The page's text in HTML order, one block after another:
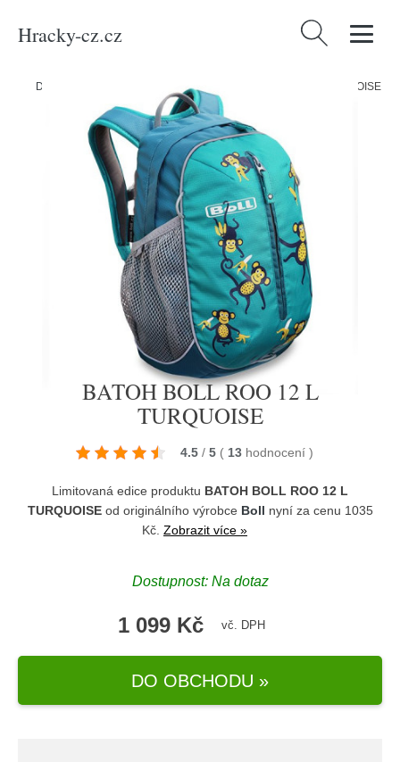
Hracky-cz.cz Vyhledávání
Domů Knihy/BATOH BOLL ROO 12 L TURQUOISE
BATOH BOLL ROO 12 L
TURQUOISE
4.5 / 5 ( 13 hodnocení )
Limitovaná edice produktu BATOH BOLL ROO 12 L
TURQUOISEod originálního výrobce Boll nyní za cenu 1035
Kč. Zobrazit více »
Dostupnost: Na dotaz
1 099 Kč vč. DPH
DO OBCHODU »